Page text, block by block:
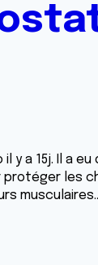
il y a 15j. Il a
les